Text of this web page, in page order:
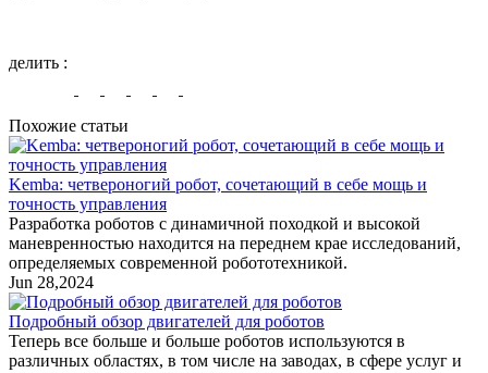
делить :
Похожие статьи
Kemba: четвероногий робот, сочетающий в себе мощь и
точность управления
Разработка роботов с динамичной походкой и высокой
маневренностью находится на переднем крае исследований,
определяемых современной робототехникой.
Jun 28,2024
Подробный обзор двигателей для роботов
Теперь все больше и больше роботов используются в
различных областях, в том числе на заводах, в сфере услуг и